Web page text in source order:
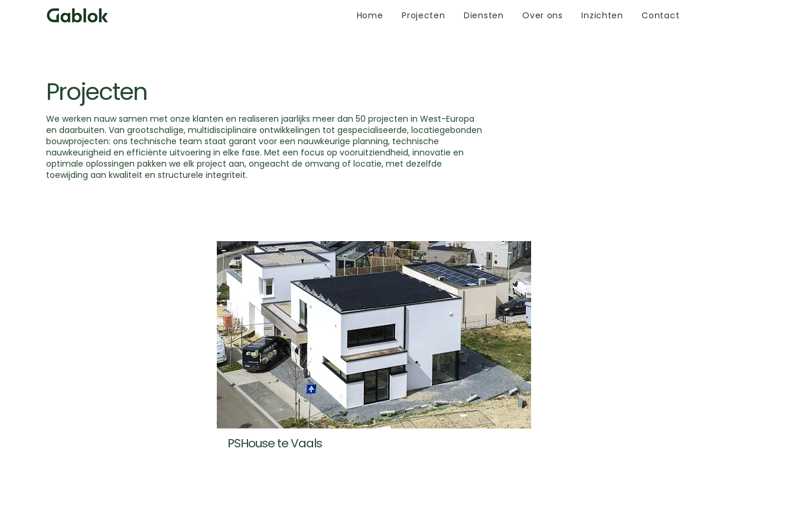
Home Projecten Diensten Over ons Inzichten Contact
Projecten
We werken nauw samen met onze klanten en realiseren jaarlijks meer dan 50 projecten in West-Europa
en daarbuiten. Van grootschalige, multidisciplinaire ontwikkelingen tot gespecialiseerde, locatiegebonden
bouwprojecten: ons technische team staat garant voor een nauwkeurige planning, technische
nauwkeurigheid en efficiënte uitvoering in elke fase. Met een focus op vooruitziendheid, innovatie en
optimale oplossingen pakken we elk project aan, ongeacht de omvang of locatie, met dezelfde
toewijding aan kwaliteit en structurele integriteit.
PSHouse te Vaals